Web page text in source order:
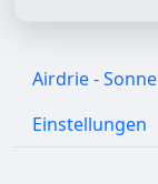
Airdrie - Sonne
Einstellungen